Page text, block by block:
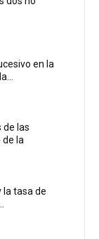
en la
de las
de la
la tasa de